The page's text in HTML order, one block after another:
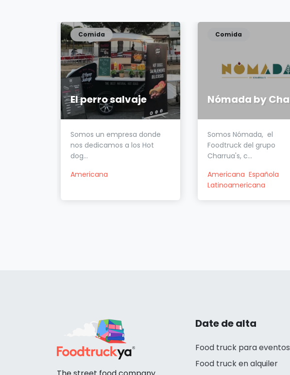
El perro salvaje
Comida
Somos un empresa donde
nos dedicamos a los Hot
dog...
Americana
Comida
Somos Nómada, el
Foodtruck del grupo
Charrua's, c...
Americana Española
Latinoamericana
Date de alta
Food truck para eventos
Food truck en alquiler